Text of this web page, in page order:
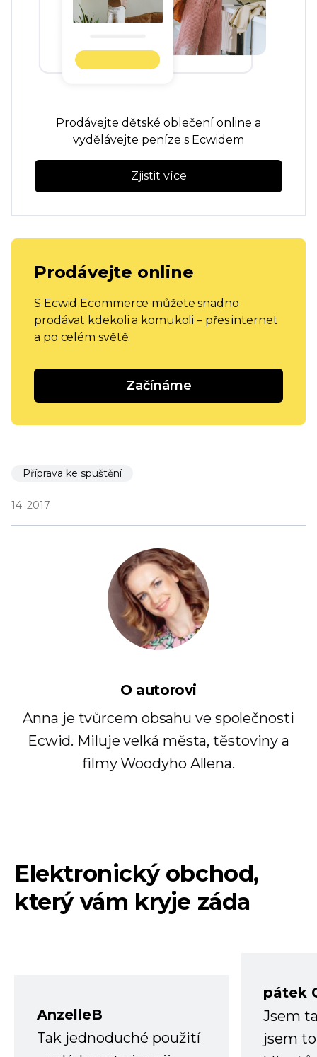
Prodávejte dětské oblečení online a
vydělávejte peníze s Ecwidem
Zjistit více
Prodávejte online
S Ecwid Ecommerce můžete snadno
prodávat kdekoli a komukoli – přes internet
a po celém světě.
Začínáme
Příprava ke spuštění
14. 2017
O autorovi
Anna je tvůrcem obsahu ve společnosti
Ecwid. Miluje velká města, těstoviny a
filmy Woodyho Allena.
Elektronický obchod,
který vám kryje záda
AnzelleB
Tak jednoduché použití
pátek
Jsem
jsem